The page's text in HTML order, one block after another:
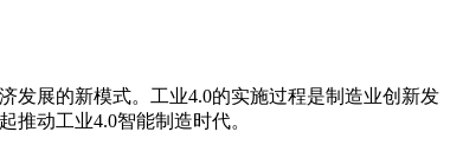
展的新模式。工业4.0的实施过程是制造业创新发
动工业4.0智能制造时代。